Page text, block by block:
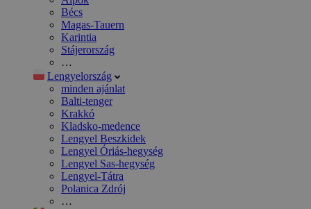
Bécs
Magas-Tauern
Karintia
Stájerország
…
Lengyelország
minden ajánlat
Balti-tenger
Krakkó
Kladsko-medence
Lengyel Beszkidek
Lengyel Óriás-hegység
Lengyel Sas-hegység
Lengyel-Tátra
Polanica Zdrój
…